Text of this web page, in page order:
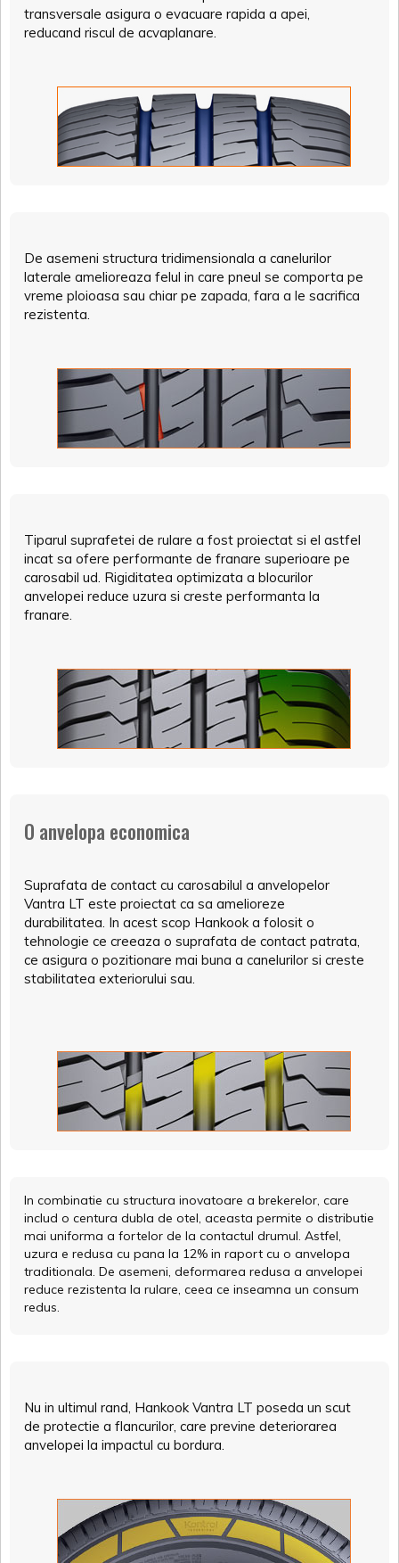
transversale asigura o evacuare rapida a apei,
reducand riscul de acvaplanare.
De asemeni structura tridimensionala a canelurilor
laterale amelioreaza felul in care pneul se comporta pe
vreme ploioasa sau chiar pe zapada, fara a le sacrifica
rezistenta.
Tiparul suprafetei de rulare a fost proiectat si el astfel
incat sa ofere performante de franare superioare pe
carosabil ud. Rigiditatea optimizata a blocurilor
anvelopei reduce uzura si creste performanta la
franare.
O anvelopa economica
Suprafata de contact cu carosabilul a anvelopelor
Vantra LT este proiectat ca sa amelioreze
durabilitatea. In acest scop Hankook a folosit o
tehnologie ce creeaza o suprafata de contact patrata,
ce asigura o pozitionare mai buna a canelurilor si creste
stabilitatea exteriorului sau.
In combinatie cu structura inovatoare a brekerelor, care
includ o centura dubla de otel, aceasta permite o distributie
mai uniforma a fortelor de la contactul drumul. Astfel,
uzura e redusa cu pana la 12% in raport cu o anvelopa
traditionala. De asemeni, deformarea redusa a anvelopei
reduce rezistenta la rulare, ceea ce inseamna un consum
redus.
Nu in ultimul rand, Hankook Vantra LT poseda un scut
de protectie a flancurilor, care previne deteriorarea
anvelopei la impactul cu bordura.